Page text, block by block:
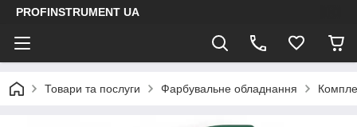
PROFINSTRUMENT UA
Товари та послуги Фарбувальне обладнання